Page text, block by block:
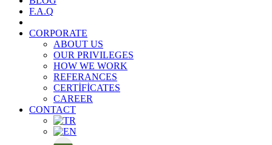
F.A.Q
CORPORATE
ABOUT US
OUR PRIVILEGES
HOW WE WORK
REFERANCES
CERTİFİCATES
CAREER
CONTACT